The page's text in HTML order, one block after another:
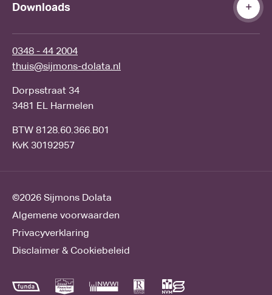
Downloads
0348 - 44 2004
thuis@sijmons-dolata.nl
Dorpsstraat 34
3481 EL Harmelen
BTW 8128.60.366.B01
KvK 30192957
©2026 Sijmons Dolata
Algemene voorwaarden
Privacyverklaring
Disclaimer & Cookiebeleid